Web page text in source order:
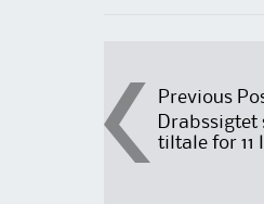
Post
Previous
tiltale for 11